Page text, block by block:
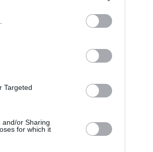
Targeted
and/or Sharing
for which it